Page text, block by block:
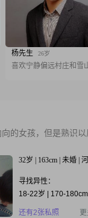
杨先生 26岁
喜欢宁静偏远村庄和雪
的女孩，但是熟识
32岁 | 163cm | 未婚 |
寻找异性：
18-22岁 | 170-
还有2张私照